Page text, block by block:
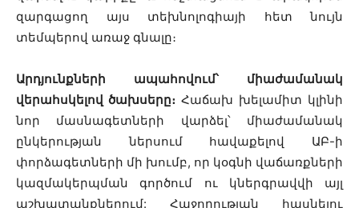
զարգացող այս տեխնոլոգիայի հետ նույն
տեմպերով առաջ գնալը։
Արդյունքների ապահովում՝ միաժամանակ
վերահսկելով ծախսերը։ Հաճախ խելամիտ կլինի
նոր մասնագետների վարձել՝ միաժամանակ
ընկերության ներսում հավաքելով ԱԲ-ի
փորձագետների մի խումբ, որ կօգնի վաճառքների
կազմակերպման գործում ու կներգրավվի այլ
աշխատանքներում: Հաջողության հասնելու